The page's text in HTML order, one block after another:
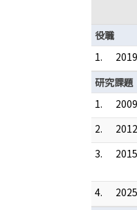
役職
1.
研究課題
1.
2.
3.
4.